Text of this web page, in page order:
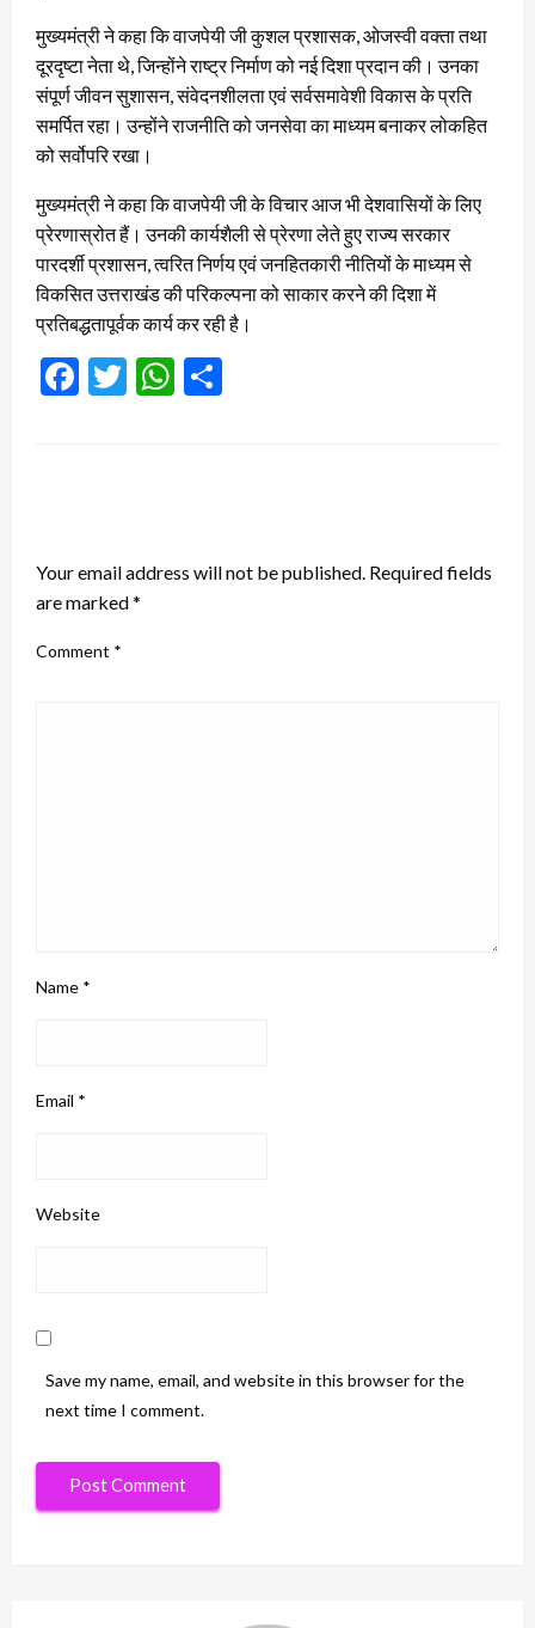
मुख्यमंत्री ने कहा कि वाजपेयी जी कुशल प्रशासक, ओजस्वी वक्ता तथा
दूरदृष्टा नेता थे, जिन्होंने राष्ट्र निर्माण को नई दिशा प्रदान की। उनका
संपूर्ण जीवन सुशासन, संवेदनशीलता एवं सर्वसमावेशी विकास के प्रति
समर्पित रहा। उन्होंने राजनीति को जनसेवा का माध्यम बनाकर लोकहित
को सर्वोपरि रखा।
मुख्यमंत्री ने कहा कि वाजपेयी जी के विचार आज भी देशवासियों के लिए
प्रेरणास्रोत हैं। उनकी कार्यशैली से प्रेरणा लेते हुए राज्य सरकार
पारदर्शी प्रशासन, त्वरित निर्णय एवं जनहितकारी नीतियों के माध्यम से
विकसित उत्तराखंड की परिकल्पना को साकार करने की दिशा में
प्रतिबद्धतापूर्वक कार्य कर रही है।
Facebook
TwitterWhatsApp
Your email address will not be published. Required fields
are marked*
Comment *
Name *
Email *
Website
Save my name, email, and website in this browser for the
next time I comment.